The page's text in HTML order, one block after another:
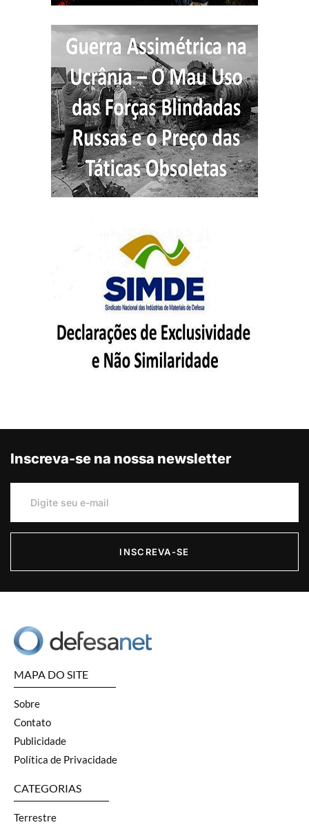
Inscreva-se na nossa newsletter
INSCREVA-SE
MAPA DO SITE
Sobre
Contato
Publicidade
Política de Privacidade
CATEGORIAS
Terrestre